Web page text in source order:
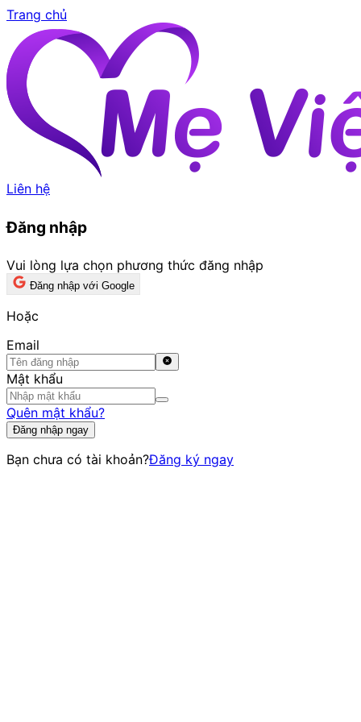
Trang chủ
Liên hệ
Đăng nhập
Vui lòng lựa chọn phương thức đăng nhập
Đăng nhập với Google
Hoặc
Email
Mật khẩu
Quên mật khẩu?
Đăng nhập ngay
Bạn chưa có tài khoản?Đăng ký ngay